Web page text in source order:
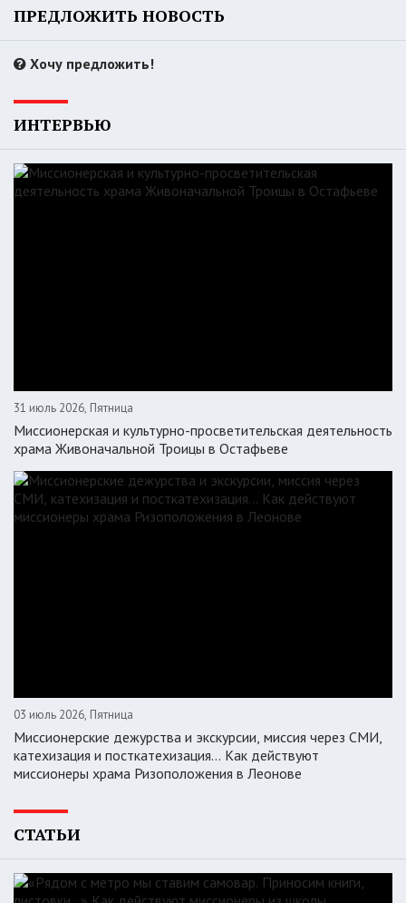
ПРЕДЛОЖИТЬ НОВОСТЬ
Хочу предложить!
ИНТЕРВЬЮ
31 июль 2026, Пятница
Миссионерская и культурно-просветительская деятельность
храма Живоначальной Троицы в Остафьеве
03 июль 2026, Пятница
Миссионерские дежурства и экскурсии, миссия через СМИ,
катехизация и посткатехизация… Как действуют
миссионеры храма Ризоположения в Леонове
СТАТЬИ